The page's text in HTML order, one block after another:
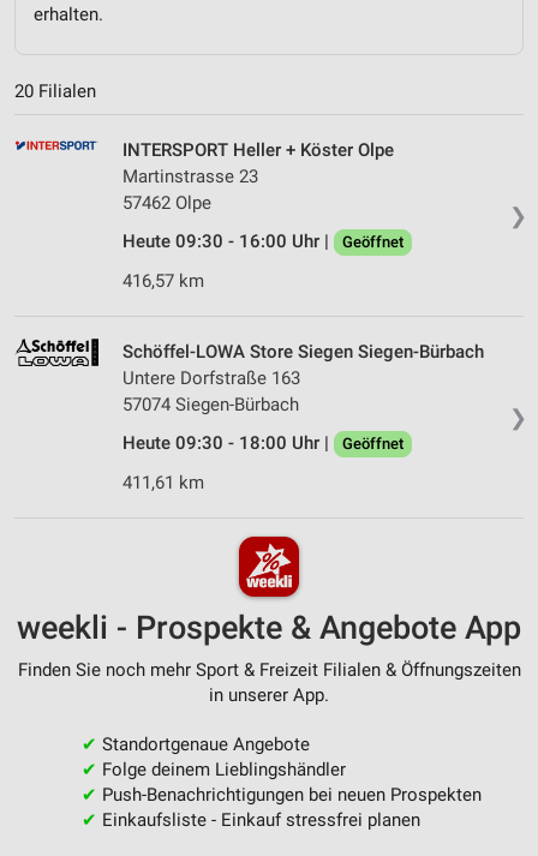
erhalten.
20 Filialen
❯
INTERSPORT Heller + Köster Olpe
Martinstrasse 23
57462 Olpe
Heute 09:30 - 16:00 Uhr |
Geöffnet
416,57 km
❯
Schöffel-LOWA Store Siegen Siegen-Bürbach
Untere Dorfstraße 163
57074 Siegen-Bürbach
Heute 09:30 - 18:00 Uhr |
Geöffnet
411,61 km
weekli - Prospekte & Angebote App
Finden Sie noch mehr Sport & Freizeit Filialen & Öffnungszeiten
in unserer App.
✔ Standortgenaue Angebote
✔ Folge deinem Lieblingshändler
✔ Push-Benachrichtigungen bei neuen Prospekten
✔ Einkaufsliste - Einkauf stressfrei planen